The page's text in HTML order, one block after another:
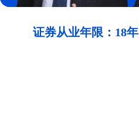
证券从业年限：18年